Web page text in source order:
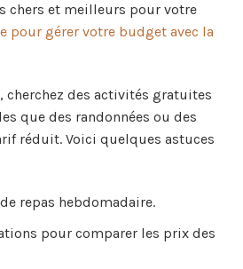
chers et meilleurs pour votre
pour gérer votre budget avec la
cherchez des activités gratuites
que des randonnées ou des
réduit. Voici quelques astuces
repas hebdomadaire.
pour comparer les prix des